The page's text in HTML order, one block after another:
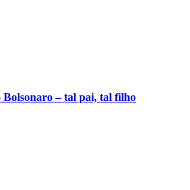
Bolsonaro – tal pai, tal filho